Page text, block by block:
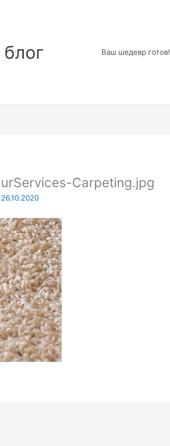
блог Ваш шедевр готов!
Carpeting.jpg
26.10.2020